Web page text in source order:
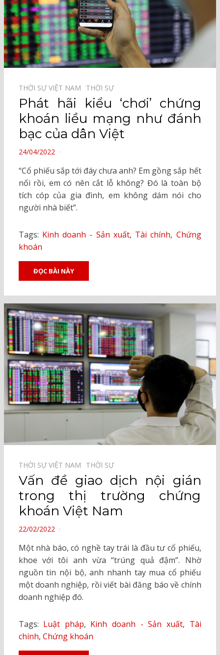
THỜI SỰ VIỆT NAM⠀ THỜI SỰ⠀
Phát hãi kiểu ‘chơi’ chứng
khoán liều mạng như đánh
bạc của dân Việt
POSTED
24/04/2022
“Cổ phiếu sắp tới đáy chưa anh? Em gồng sắp hết
nổi rồi, em có nên cắt lỗ không? Đó là toàn bộ
tích cóp của gia đình, em không dám nói cho
người nhà biết”.
Tags: Kinh doanh - Sản xuất, Tài chính, Chứng
khoán
ĐỌC BÀI NÀY
THỜI SỰ VIỆT NAM⠀ THỜI SỰ⠀
Vấn đề giao dịch nội gián
trong thị trường chứng
khoán Việt Nam
POSTED
22/02/2022
Một nhà báo, có nghề tay trái là đầu tư cổ phiếu,
khoe với tôi anh vừa “trúng quả đậm”. Nhờ
nguồn tin nội bộ, anh nhanh tay mua cổ phiếu
một doanh nghiệp, rồi viết bài đăng báo về chính
doanh nghiệp đó.
Tags: Luật pháp, Kinh doanh - Sản xuất, Tài
chính, Chứng khoán